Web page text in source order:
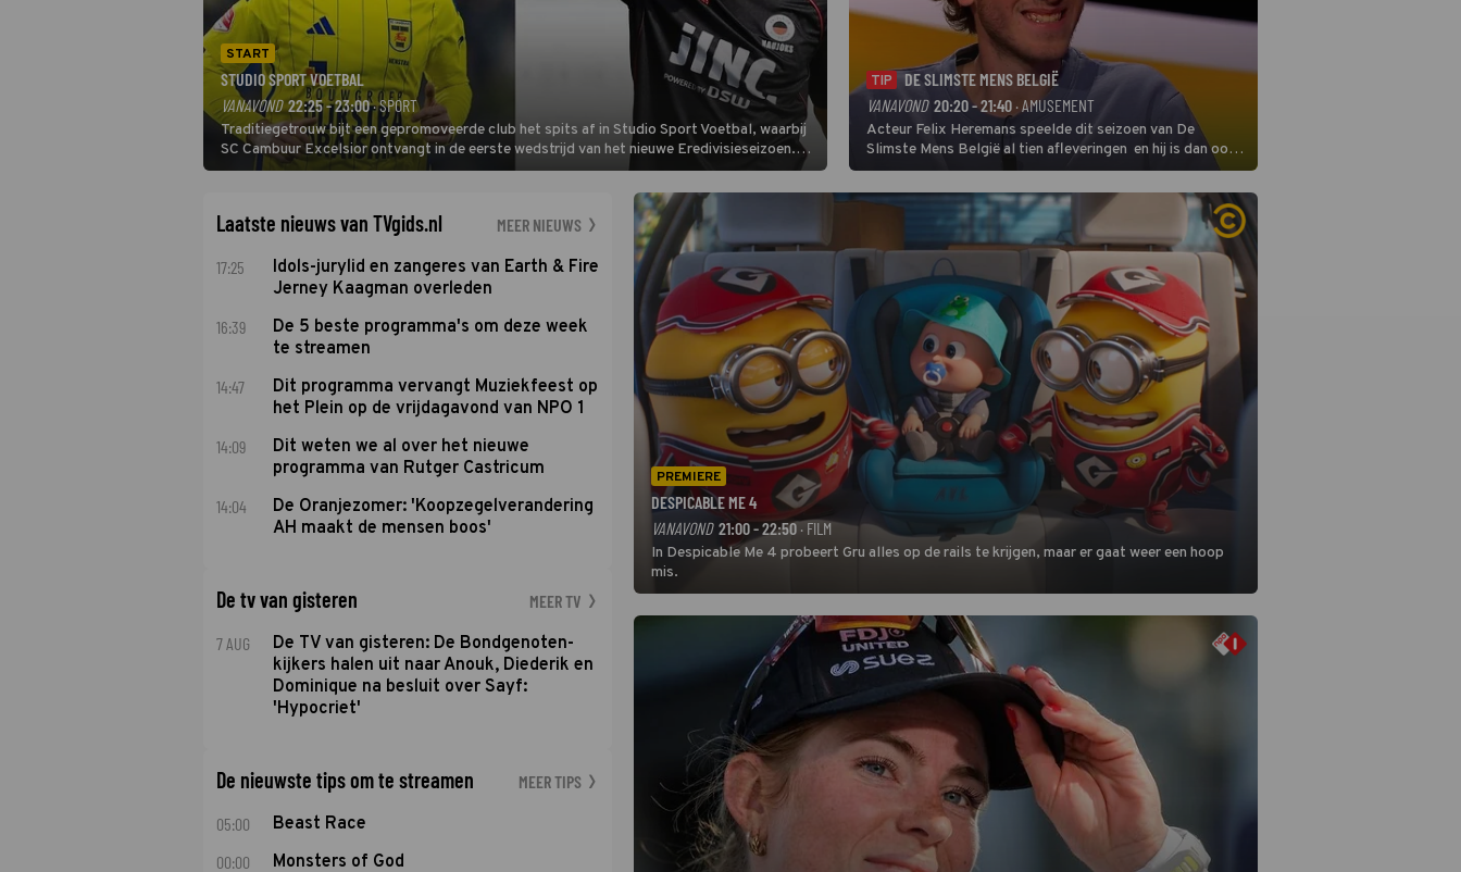
START
STUDIO SPORT VOETBAL
VANAVOND 22:25 - 23:00· SPORT
Traditiegetrouw bijt een gepromoveerde club het spits af in Studio Sport Voetbal, waarbij
SC Cambuur Excelsior ontvangt in de eerste wedstrijd van het nieuwe Eredivisieseizoen.
De nieuwe oefenmeester is Johan Plat en hij wil aanvallend voetballen.
TIP
DE SLIMSTE MENS BELGIË
VANAVOND 20:20 - 21:40 · AMUSEMENT
Acteur Felix Heremans speelde dit seizoen van De
Slimste Mens België al tien afleveringen en hij is dan ook
de grote favoriet in deze seizoensfinale. En er is
Nederlandse inbreng, want komiek Soundos El Ahmadi
neemt plaats aan de jurytafel.
Laatste nieuws van TVgids.nl MEER NIEUWS
17:25
Idols-jurylid en zangeres van Earth & Fire
Jerney Kaagman overleden
16:39
De 5 beste programma's om deze week
te streamen
14:47
Dit programma vervangt Muziekfeest op
het Plein op de vrijdagavond van NPO 1
14:09
Dit weten we al over het nieuwe
programma van Rutger Castricum
14:04
De Oranjezomer: 'Koopzegelverandering
AH maakt de mensen boos'
De tv van gisteren MEER TV
7 AUG
De TV van gisteren: De Bondgenoten-
kijkers halen uit naar Anouk, Diederik en
Dominique na besluit over Sayf:
'Hypocriet'
De nieuwste tips om te streamen MEER TIPS
05:00 Beast Race
00:00 Monsters of God
PREMIERE
DESPICABLE ME 4
VANAVOND 21:00 - 22:50· FILM
In Despicable Me 4 probeert Gru alles op de rails te krijgen, maar er gaat weer een hoop
mis.